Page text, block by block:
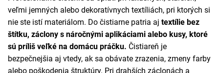
veľmi jemných alebo dekoratívnych textíliách, pri ktorých si
nie ste istí materiálom. Do čistiarne patria aj textílie bez
štítku, záclony s náročnými aplikáciami alebo kusy, ktoré
sú príliš veľké na domácu práčku. Čistiareň je
bezpečnejšia aj vtedy, ak sa obávate zrazenia, zmeny farby
alebo poškodenia štruktúry. Pri drahších záclonách a